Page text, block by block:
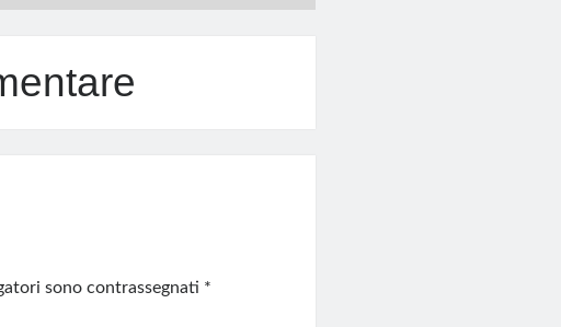
sono contrassegnati *